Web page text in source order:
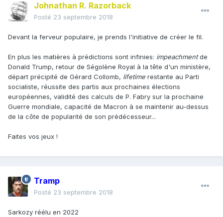
Johnathan R. Razorback
Posté 23 septembre 2018
Devant la ferveur populaire, je prends l'initiative de créer le fil.
En plus les matières à prédictions sont infinies: impeachmentde
Donald Trump, retour de Ségolène Royal à la tête d'un ministère,
départ précipité de Gérard Collomb, lifetime restante au Parti
socialiste, réussite des partis aux prochaines élections
européennes, validité des calculs de P. Fabry sur la prochaine
Guerre mondiale, capacité de Macron à se maintenir au-dessus
de la côte de popularité de son prédécesseur...
Faites vos jeux !
Tramp
Posté 23 septembre 2018
Sarkozy réélu en 2022